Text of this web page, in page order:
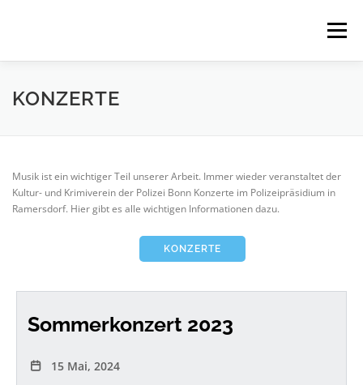
Menü
HOME KOMMENDES
IMPRESSUM
KONZERTE
Musik ist ein wichtiger Teil unserer Arbeit. Immer wieder veranstaltet der
Kultur- und Krimiverein der Polizei Bonn Konzerte im Polizeipräsidium in
Ramersdorf. Hier gibt es alle wichtigen Informationen dazu.
KONZERTE
Sommerkonzert 2023
15 Mai, 2024